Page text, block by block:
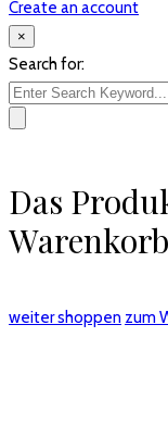
Create an account
×
Search for:
Das
weiter shoppen zum